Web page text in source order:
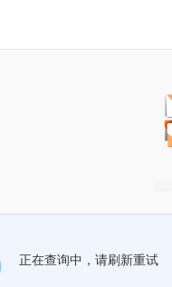
正在查询中，请刷新重试